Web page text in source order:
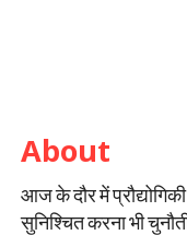
About
आज के दौर में
सुनिश्चित करना भी